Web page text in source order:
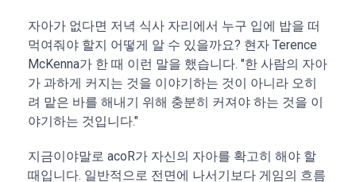
자아가 없다면 저녁 식사 자리에서 누구 입에 밥을 떠
먹여줘야 할지 어떻게 알 수 있을까요? 현자 Terence
McKenna가 한 때 이런 말을 했습니다. "한 사람의 자아
가 과하게 커지는 것을 이야기하는 것이 아니라 오히
려 맡은 바를 해내기 위해 충분히 커져야 하는 것을 이
야기하는 것입니다."
지금이야말로 acoR가 자신의 자아를 확고히 해야 할
때입니다. 일반적으로 전면에 나서기보다 게임의 흐름